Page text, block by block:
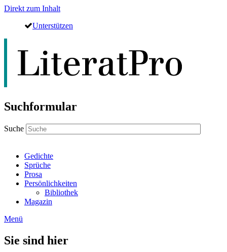
Direkt zum Inhalt
Unterstützen
Suchformular
Suche
Gedichte
Sprüche
Prosa
Persönlichkeiten
Bibliothek
Magazin
Menü
Sie sind hier